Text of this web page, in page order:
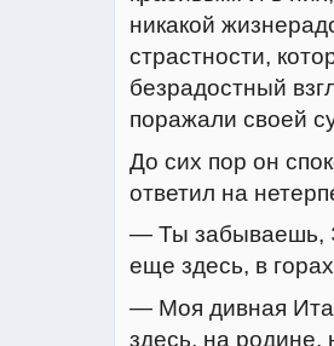
никакой
страстности,
безрадостный
поражали своей
До сих пор он
ответил на
— Ты забываешь,
еще здесь, в
— Моя дивная
здесь, на родине,